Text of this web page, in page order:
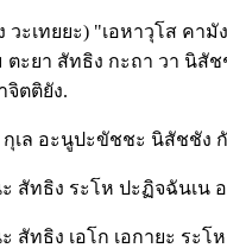
วะเทยยะ) "เอหาวุโส คา
ตะยา สัทธิง กะถา วา นิสั
จิตติยัง.
เล อะนูปะขัชชะ นิสัชชัง กั
สัทธิง ระโห ปะฏิจฉันเน
ทธิง เอโก เอกายะ ระโ